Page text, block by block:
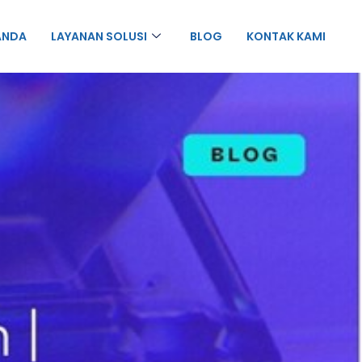
LAYANAN SOLUSI BLOG KONTAK KAMI